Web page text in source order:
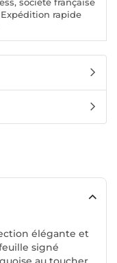
société française
rapide
élégante et
signé